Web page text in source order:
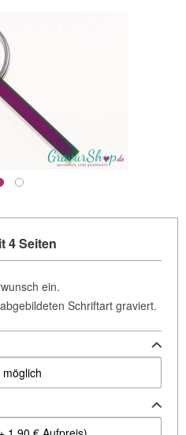
4 Seiten
ein.
Schriftart graviert.